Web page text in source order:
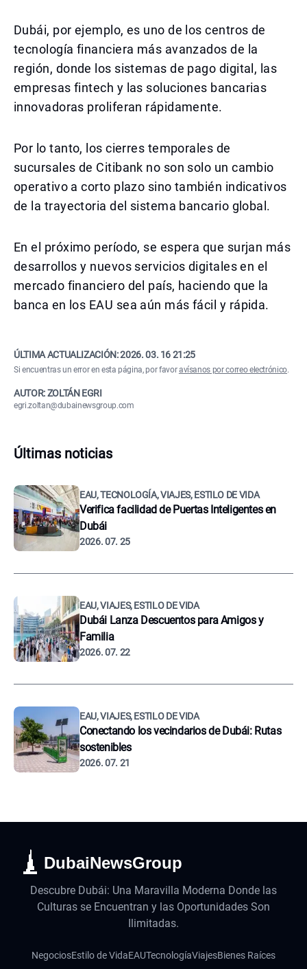
Dubái, por ejemplo, es uno de los centros de
tecnología financiera más avanzados de la
región, donde los sistemas de pago digital, las
empresas fintech y las soluciones bancarias
innovadoras proliferan rápidamente.
Por lo tanto, los cierres temporales de
sucursales de Citibank no son solo un cambio
operativo a corto plazo sino también indicativos
de la trayectoria del sistema bancario global.
En el próximo período, se espera que surjan más
desarrollos y nuevos servicios digitales en el
mercado financiero del país, haciendo que la
banca en los EAU sea aún más fácil y rápida.
ÚLTIMA ACTUALIZACIÓN:2026. 03. 16 21:25
Si encuentras un error en esta página, por favoravísanos por correo electrónico.
AUTOR: ZOLTÁN EGRI
egri.zoltan@dubainewsgroup.com
Últimas noticias
EAU, TECNOLOGÍA, VIAJES, ESTILO DE VIDA
Verifica facilidad de Puertas Inteligentes en
Dubái
2026. 07. 25
EAU, VIAJES, ESTILO DE VIDA
Dubái Lanza Descuentos para Amigos y
Familia
2026. 07. 22
EAU, VIAJES, ESTILO DE VIDA
Conectando los vecindarios de Dubái: Rutas
sostenibles
2026. 07. 21
DubaiNewsGroup
Descubre Dubái: Una Maravilla Moderna Donde las
Culturas se Encuentran y las Oportunidades Son
Ilimitadas.
NegociosEstilo de VidaEAUTecnologíaViajesBienes Raíces